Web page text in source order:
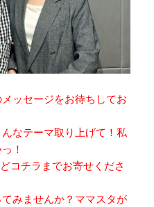
ッセージをお待ちしてお
なテーマ取り上げて！私
！
コチラまでお寄せくださ
みませんか？ママスタが